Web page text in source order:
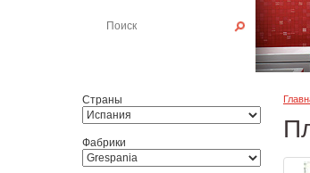
Страны
Фабрики